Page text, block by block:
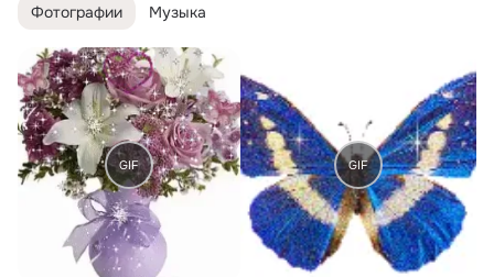
Фотографии Музыка
GIF GIF